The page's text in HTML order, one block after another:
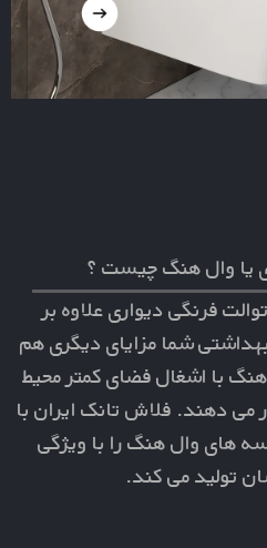
یا وال هنگ چیست ؟
فرنگی دیواریعلاوه بر
شما مزایای دیگری هم
با اشغال فضای کمتر محیط
می دهند. فلاش تانک ایران با
های وال هنگ را با ویژگی
تولید می کند.